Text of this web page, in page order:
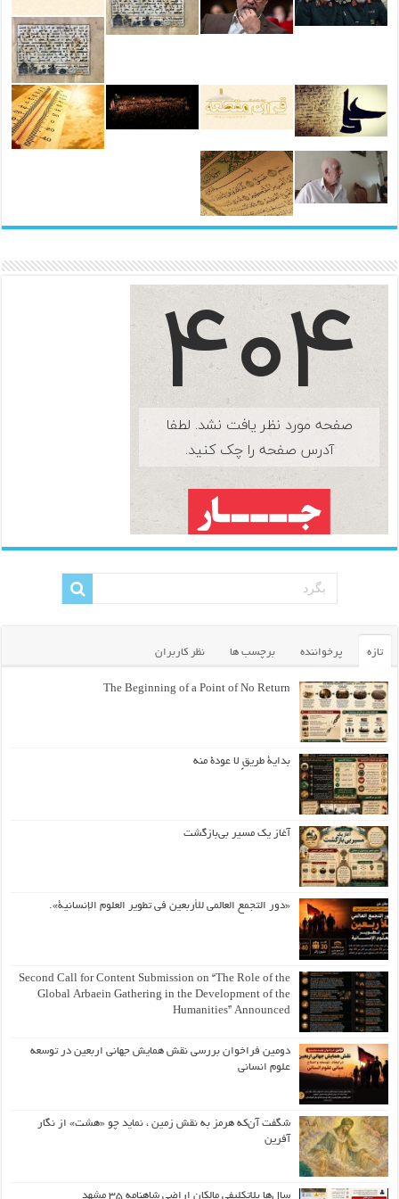
تازه پرخواننده برچسب ها نظر کاربران
The Beginning of a Point of No Return
بداية طريقٍ لا عودة منه
آغاز یک مسیر بی‌بازگشت
«دور التجمع العالمي للأربعين في تطوير العلوم الإنسانية».
Second Call for Content Submission on “The Role of the
Global Arbaein Gathering in the Development of the
Humanities” Announced
دومین فراخوان بررسی نقش همایش جهانی اربعین در توسعه
علوم انسانی
شگفت آن‌که هرمز به نقش زمین ، نماید چو «هشت» از نگار
آفرین
سال‌ها بلاتکلیفی مالکان اراضی شاهنامه ۳۵ مشهد